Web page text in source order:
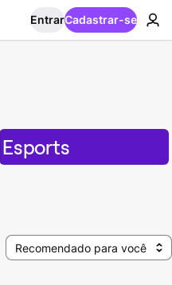
EntrarCadastrar-se
Esports
Recomendado para você